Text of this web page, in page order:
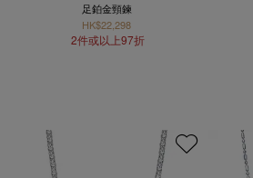
足鉑金頸鍊
HK$22,298
2件或以上97折